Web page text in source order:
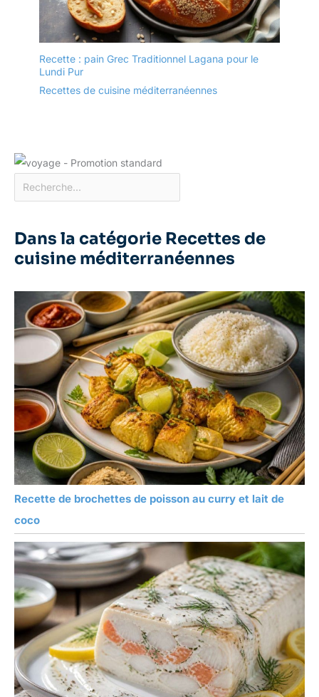
Recette : pain Grec Traditionnel Lagana pour le
Lundi Pur
Recettes de cuisine méditerranéennes
Dans la catégorie Recettes de
cuisine méditerranéennes
Recette de brochettes de poisson au curry et lait de
coco